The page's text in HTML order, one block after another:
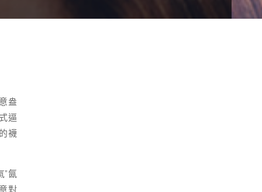
盎
逼
襪
”氤
對